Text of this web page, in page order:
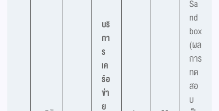
บริ
กา
ร
เค
รือ
ข่า
ย
Sa
nd
box
(ผล
การ
ทด
สอ
บ